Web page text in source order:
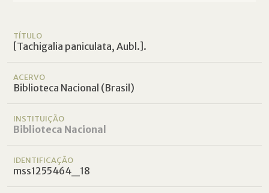
TÍTULO
[Tachigalia paniculata, Aubl.].
ACERVO
Biblioteca Nacional (Brasil)
INSTITUIÇÃO
Biblioteca Nacional
IDENTIFICAÇÃO
mss1255464_18